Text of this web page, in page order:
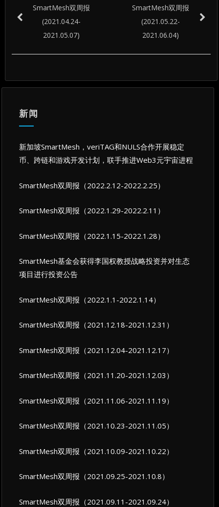
SmartMesh双周报
(2021.05.22-
2021.06.04)
SmartMesh双周报
(2021.04.24-
2021.05.07)
新闻
新加坡SmartMesh，veriTAG和NULS合作开展稳定
币、跨链和游戏开发计划，联手推进Web3元宇宙进程
SmartMesh双周报（2022.2.12-2022.2.25）
SmartMesh双周报（2022.1.29-2022.2.11）
SmartMesh双周报（2022.1.15-2022.1.28）
SmartMesh基金会获得李国权教授战略投资并对生态
项目进行投资公告
SmartMesh双周报（2022.1.1-2022.1.14）
SmartMesh双周报（2021.12.18-2021.12.31）
SmartMesh双周报（2021.12.04-2021.12.17）
SmartMesh双周报（2021.11.20-2021.12.03）
SmartMesh双周报（2021.11.06-2021.11.19）
SmartMesh双周报（2021.10.23-2021.11.05）
SmartMesh双周报（2021.10.09-2021.10.22）
SmartMesh双周报（2021.09.25-2021.10.8）
SmartMesh双周报（2021.09.11-2021.09.24）